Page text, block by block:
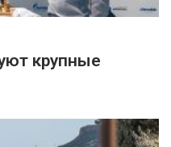
крупные